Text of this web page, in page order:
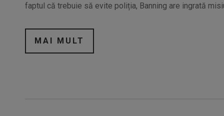
faptul că trebuie să evite poliția, Banning are ingrată
MAI MULT